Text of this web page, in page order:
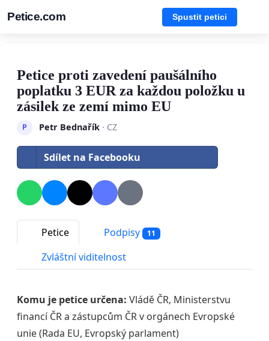
Petice.com Spustit petici
Petice proti zavedení paušálního
poplatku 3 EUR za každou položku u
zásilek ze zemí mimo EU
P Petr Bednařík· CZ
Sdílet na Facebooku
Petice Podpisy 11
Zvláštní viditelnost
Komu je petice určena: Vládě ČR, Ministerstvu
financí ČR a zástupcům ČR v orgánech Evropské
unie (Rada EU, Evropský parlament)